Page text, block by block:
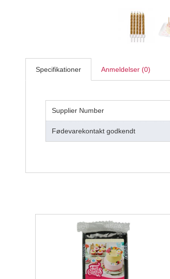
Specifikationer Anmeldelser (0)
Supplier Number
Fødevarekontakt godkendt